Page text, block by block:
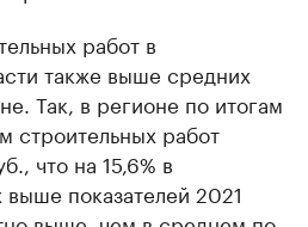
работ в
также выше средних
Так, в регионе по итогам
строительных работ
что на 15,6% в
показателей 2021